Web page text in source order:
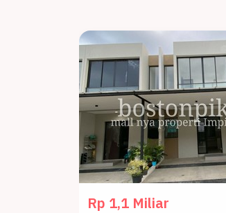
Rp 1,1 Miliar